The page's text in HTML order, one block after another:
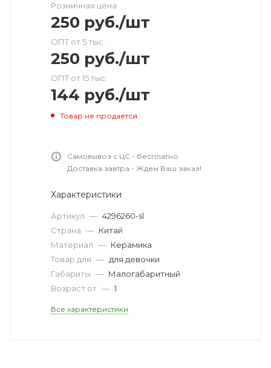
Розничная цена
250 руб./шт
ОПТ от 5 тыс.
250 руб./шт
ОПТ от 15 тыс.
144 руб./шт
Товар не продается
Самовывоз с ЦС - бесплатно
Доставка завтра - Ждем Ваш заказ!
Характеристики
Артикул — 4296260-sl
Страна — Китай
Материал — Керамика
Товар для — для девочки
Габариты — Малогабаритный
Возраст от — 1
Все характеристики